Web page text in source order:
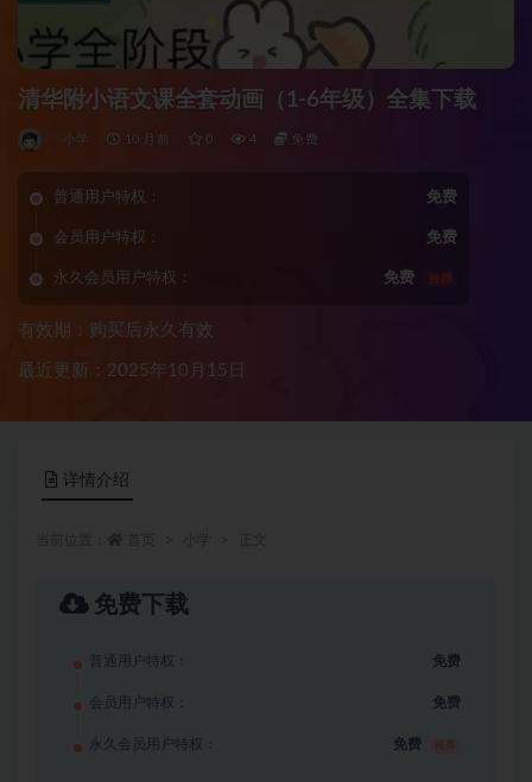
清华附小语文课全套动画（1-6年级）全集下载
小学 10 月前 0 4 免费
普通用户特权： 免费
会员用户特权： 免费
永久会员用户特权： 免费 推荐
有效期：购买后永久有效
最近更新：2025年10月15日
详情介绍
免费下载
普通用户特权： 免费
会员用户特权： 免费
永久会员用户特权： 免费